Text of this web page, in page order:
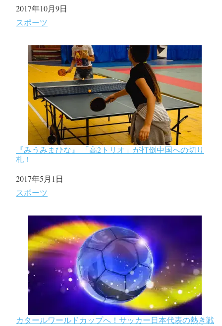
日付
2017年10月9日
関連理由
スポーツ
『みうみまひな』 「高2トリオ」が打倒中国への切り
札！
日付
2017年5月1日
関連理由
スポーツ
カタールワールドカップへ！サッカー日本代表の熱き戦